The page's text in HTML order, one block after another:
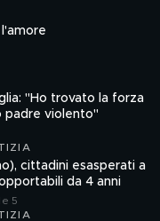
"Ho trovato la forza
padre violento"
cittadini esasperati a
da 4 anni
5